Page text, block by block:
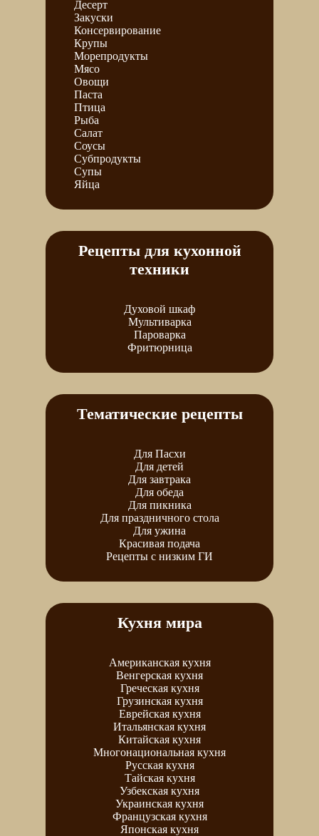
Десерт
Закуски
Консервирование
Крупы
Морепродукты
Мясо
Овощи
Паста
Птица
Рыба
Салат
Соусы
Субпродукты
Супы
Яйца
Рецепты для кухонной
техники
Духовой шкаф
Мультиварка
Пароварка
Фритюрница
Тематические рецепты
Для Пасхи
Для детей
Для завтрака
Для обеда
Для пикника
Для праздничного стола
Для ужина
Красивая подача
Рецепты с низким ГИ
Кухня мира
Американская кухня
Венгерская кухня
Греческая кухня
Грузинская кухня
Еврейская кухня
Итальянская кухня
Китайская кухня
Многонациональная кухня
Русская кухня
Тайская кухня
Узбекская кухня
Украинская кухня
Французская кухня
Японская кухня